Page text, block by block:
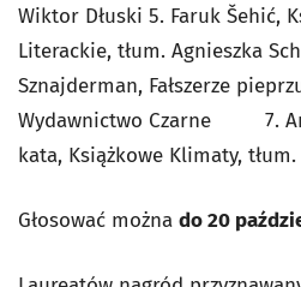
Wiktor Dłuski 5. Faruk Šehić,
Literackie, tłum. Agnieszka
Sznajderman, Fałszerze
Wydawnictwo Czarne 7.
kata, Książkowe Klimaty,
Głosować można do 20